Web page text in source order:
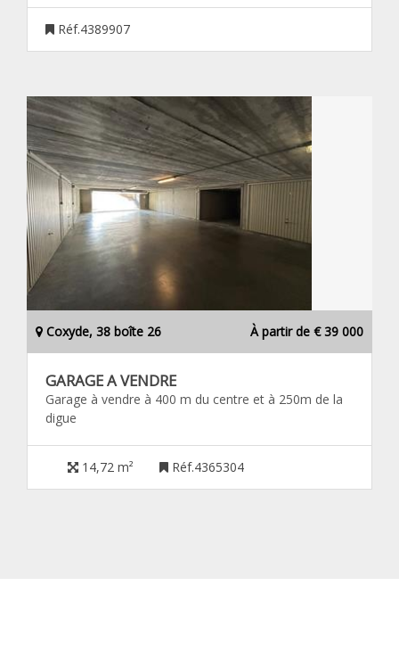
Réf.4389907
Coxyde, 38 boîte 26 À partir de € 39 000
GARAGE A VENDRE
Garage à vendre à 400 m du centre et à 250m de la
digue
14,72 m² Réf.4365304